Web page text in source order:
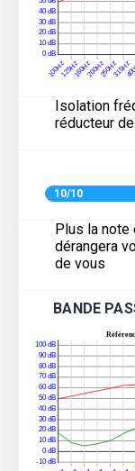
Isolation
réducteur
10/10
Plus la note
dérangera
de vous
BANDE